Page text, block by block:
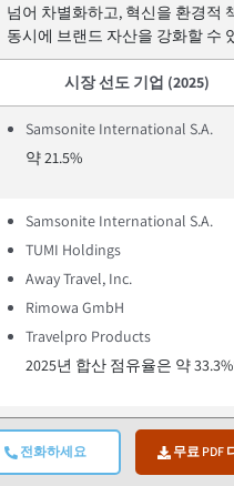
전화하세요 무료 PDF
넘어 차별화하고, 혁신을 환경적
동시에 브랜드 자산을 강화할 수
시장 선도 기업 (2025)
Samsonite International S.A.
약 21.5%
Samsonite International S.A.
TUMI Holdings
Away Travel, Inc.
Rimowa GmbH
Travelpro Products
2025년 합산 점유율은 약
북미 스마트 luggage 시장은 브
규모 및 제조 역량을 활용하는
luggage 기업과 혁신 속도 및 소